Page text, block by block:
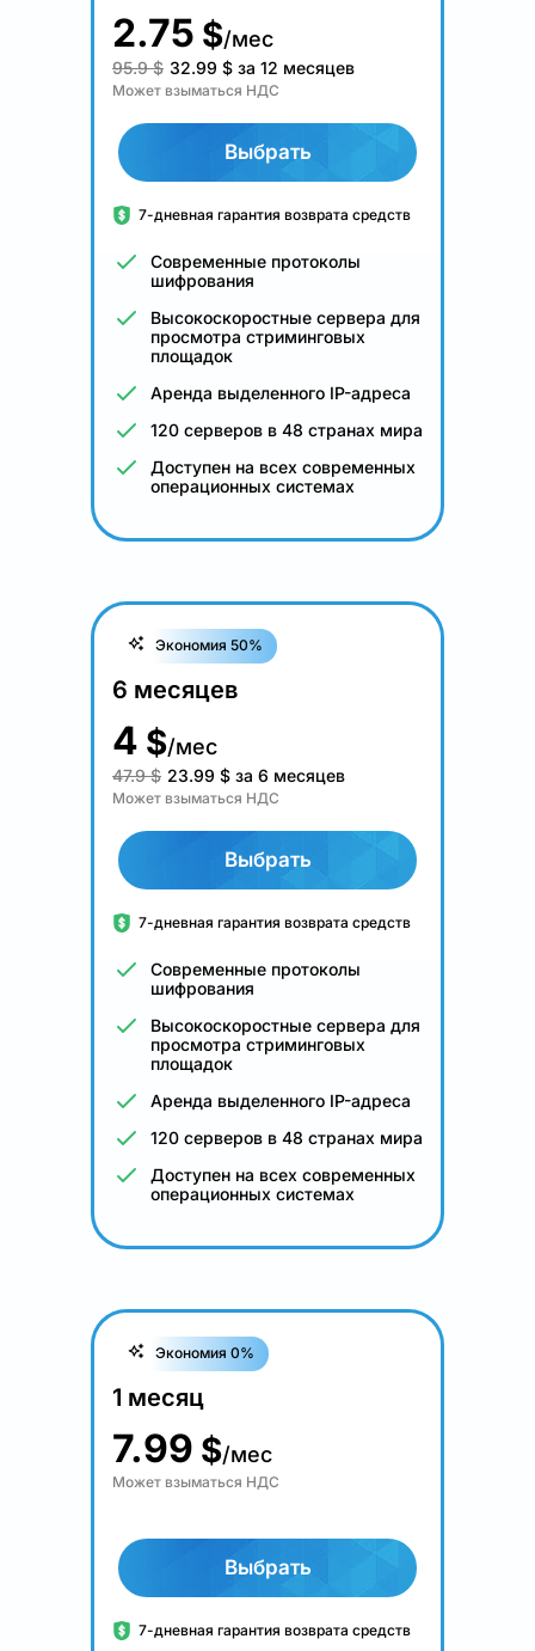
2.75 $/мес
95.9 $ 32.99 $ за 12 месяцев
Может взыматься НДС
Выбрать
7-дневная гарантия возврата средств
Современные протоколы
шифрования
Высокоскоростные сервера для
просмотра стриминговых
площадок
Аренда выделенного IP-адреса
120 серверов в 48 странах мира
Доступен на всех современных
операционных системах
Экономия 50%
6 месяцев
4 $/мес
47.9 $ 23.99 $ за 6 месяцев
Может взыматься НДС
Выбрать
7-дневная гарантия возврата средств
Современные протоколы
шифрования
Высокоскоростные сервера для
просмотра стриминговых
площадок
Аренда выделенного IP-адреса
120 серверов в 48 странах мира
Доступен на всех современных
операционных системах
Экономия 0%
1 месяц
7.99 $/мес
Может взыматься НДС
Выбрать
7-дневная гарантия возврата средств